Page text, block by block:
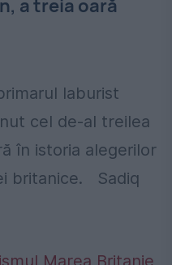
a treia oară
laburist
cel de-al treilea
în istoria alegerilor
britanice. Sadiq